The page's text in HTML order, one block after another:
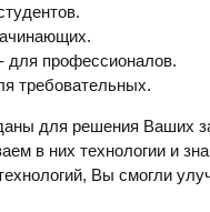
для профессионалов.
требовательных.
для решения Ваших
в них технологии и
Вы смогли